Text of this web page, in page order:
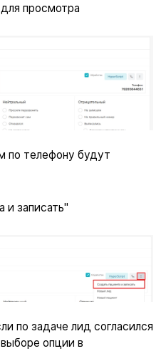
просмотра
по телефону будут
и записать"
по задаче лид согласился
опции в